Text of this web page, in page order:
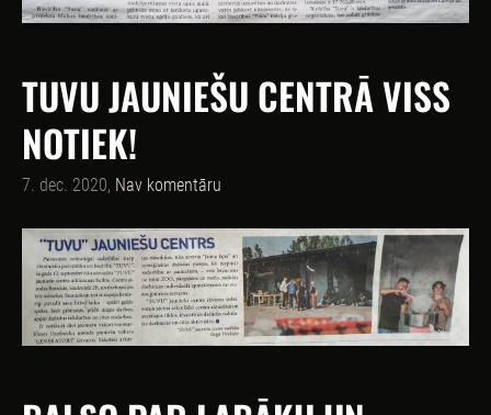
TUVU JAUNIEŠU CENTRĀ VISS
NOTIEK!
7. dec. 2020, Nav komentāru